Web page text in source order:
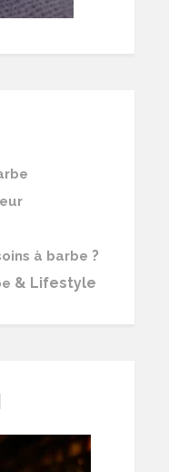
à barbe ?
& Lifestyle